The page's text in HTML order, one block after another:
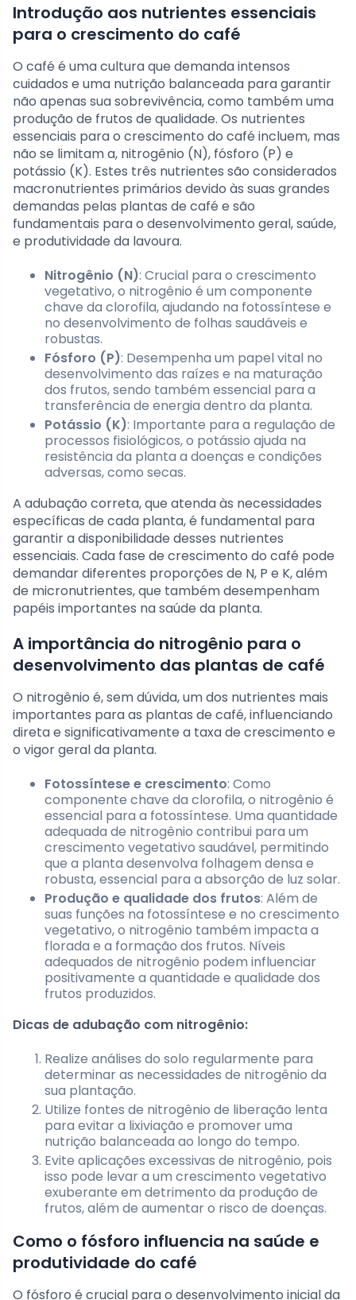
Introdução aos nutrientes essenciais
para o crescimento do café
O café é uma cultura que demanda intensos
cuidados e uma nutrição balanceada para garantir
não apenas sua sobrevivência, como também uma
produção de frutos de qualidade. Os nutrientes
essenciais para o crescimento do café incluem, mas
não se limitam a, nitrogênio (N), fósforo (P) e
potássio (K). Estes três nutrientes são considerados
macronutrientes primários devido às suas grandes
demandas pelas plantas de café e são
fundamentais para o desenvolvimento geral, saúde,
e produtividade da lavoura.
Nitrogênio (N): Crucial para o crescimento
vegetativo, o nitrogênio é um componente
chave da clorofila, ajudando na fotossíntese e
no desenvolvimento de folhas saudáveis e
robustas.
Fósforo (P): Desempenha um papel vital no
desenvolvimento das raízes e na maturação
dos frutos, sendo também essencial para a
transferência de energia dentro da planta.
Potássio (K): Importante para a regulação de
processos fisiológicos, o potássio ajuda na
resistência da planta a doenças e condições
adversas, como secas.
A adubação correta, que atenda às necessidades
específicas de cada planta, é fundamental para
garantir a disponibilidade desses nutrientes
essenciais. Cada fase de crescimento do café pode
demandar diferentes proporções de N, P e K, além
de micronutrientes, que também desempenham
papéis importantes na saúde da planta.
A importância do nitrogênio para o
desenvolvimento das plantas de café
O nitrogênio é, sem dúvida, um dos nutrientes mais
importantes para as plantas de café, influenciando
direta e significativamente a taxa de crescimento e
o vigor geral da planta.
Fotossíntese e crescimento: Como
componente chave da clorofila, o nitrogênio é
essencial para a fotossíntese. Uma quantidade
adequada de nitrogênio contribui para um
crescimento vegetativo saudável, permitindo
que a planta desenvolva folhagem densa e
robusta, essencial para a absorção de luz solar.
Produção e qualidade dos frutos: Além de
suas funções na fotossíntese e no crescimento
vegetativo, o nitrogênio também impacta a
florada e a formação dos frutos. Níveis
adequados de nitrogênio podem influenciar
positivamente a quantidade e qualidade dos
frutos produzidos.
Dicas de adubação com nitrogênio:
Realize análises do solo regularmente para
determinar as necessidades de nitrogênio da
sua plantação.
Utilize fontes de nitrogênio de liberação lenta
para evitar a lixiviação e promover uma
nutrição balanceada ao longo do tempo.
Evite aplicações excessivas de nitrogênio, pois
isso pode levar a um crescimento vegetativo
exuberante em detrimento da produção de
frutos, além de aumentar o risco de doenças.
Como o fósforo influencia na saúde e
produtividade do café
O fósforo é crucial para o desenvolvimento inicial da